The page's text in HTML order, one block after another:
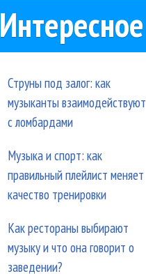
Интересное
Струны под залог: как
музыканты взаимодействуют
с ломбардами
Музыка и спорт: как
правильный плейлист меняет
качество тренировки
Как рестораны выбирают
музыку и что она говорит о
заведении?